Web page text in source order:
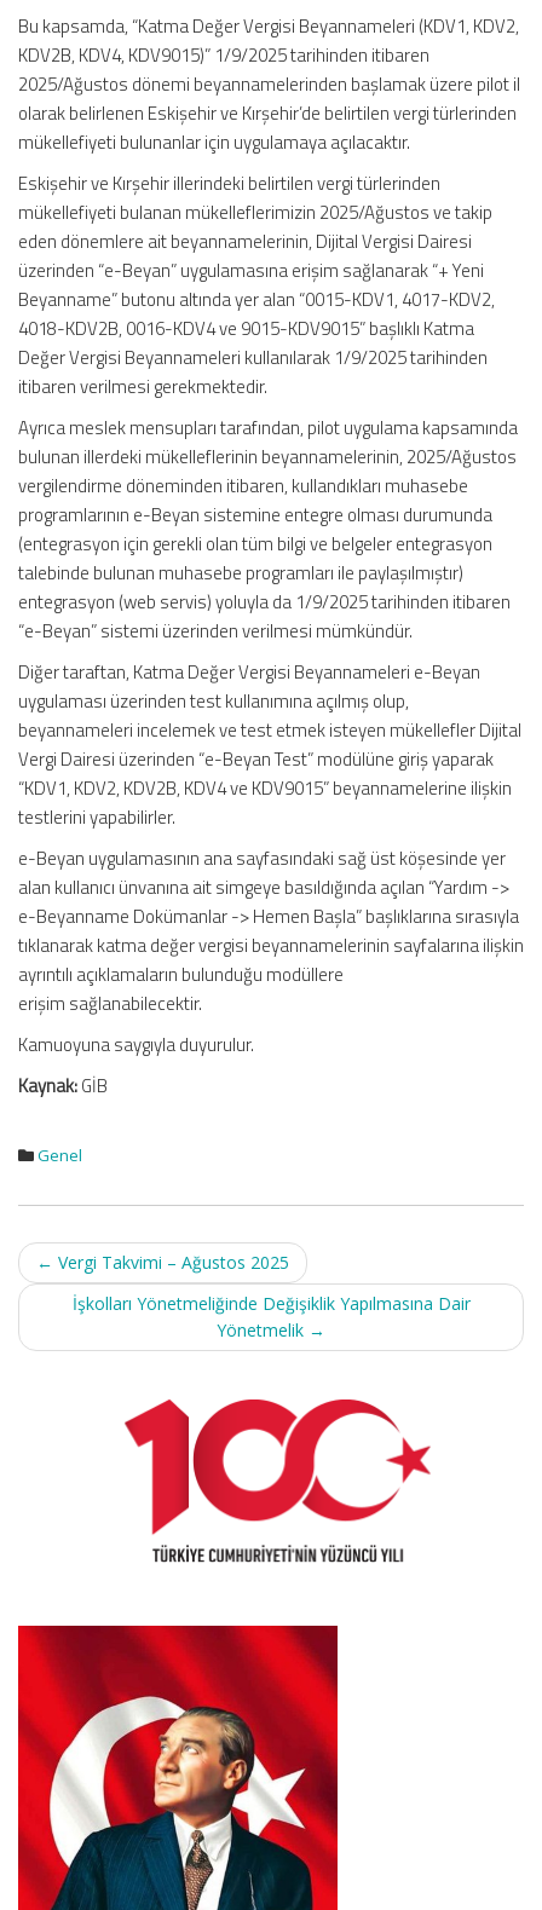
Bu kapsamda, “Katma Değer Vergisi Beyannameleri (KDV1, KDV2,
KDV2B, KDV4, KDV9015)” 1/9/2025 tarihinden itibaren
2025/Ağustos dönemi beyannamelerinden başlamak üzere pilot il
olarak belirlenen Eskişehir ve Kırşehir’de belirtilen vergi türlerinden
mükellefiyeti bulunanlar için uygulamaya açılacaktır.
Eskişehir ve Kırşehir illerindeki belirtilen vergi türlerinden
mükellefiyeti bulanan mükelleflerimizin 2025/Ağustos ve takip
eden dönemlere ait beyannamelerinin, Dijital Vergisi Dairesi
üzerinden “e-Beyan” uygulamasına erişim sağlanarak “+ Yeni
Beyanname” butonu altında yer alan “0015-KDV1, 4017-KDV2,
4018-KDV2B, 0016-KDV4 ve 9015-KDV9015” başlıklı Katma
Değer Vergisi Beyannameleri kullanılarak 1/9/2025 tarihinden
itibaren verilmesi gerekmektedir.
Ayrıca meslek mensupları tarafından, pilot uygulama kapsamında
bulunan illerdeki mükelleflerinin beyannamelerinin, 2025/Ağustos
vergilendirme döneminden itibaren, kullandıkları muhasebe
programlarının e-Beyan sistemine entegre olması durumunda
(entegrasyon için gerekli olan tüm bilgi ve belgeler entegrasyon
talebinde bulunan muhasebe programları ile paylaşılmıştır)
entegrasyon (web servis) yoluyla da 1/9/2025 tarihinden itibaren
“e-Beyan” sistemi üzerinden verilmesi mümkündür.
Diğer taraftan, Katma Değer Vergisi Beyannameleri e-Beyan
uygulaması üzerinden test kullanımına açılmış olup,
beyannameleri incelemek ve test etmek isteyen mükellefler Dijital
Vergi Dairesi üzerinden “e-Beyan Test” modülüne giriş yaparak
“KDV1, KDV2, KDV2B, KDV4 ve KDV9015” beyannamelerine ilişkin
testlerini yapabilirler.
e-Beyan uygulamasının ana sayfasındaki sağ üst köşesinde yer
alan kullanıcı ünvanına ait simgeye basıldığında açılan “Yardım ->
e-Beyanname Dokümanlar -> Hemen Başla” başlıklarına sırasıyla
tıklanarak katma değer vergisi beyannamelerinin sayfalarına ilişkin
ayrıntılı açıklamaların bulunduğu modüllere
erişim sağlanabilecektir.
Kamuoyuna saygıyla duyurulur.
Kaynak:GİB
Genel
Post
navigation
← Vergi Takvimi – Ağustos 2025
İşkolları Yönetmeliğinde Değişiklik Yapılmasına Dair
Yönetmelik →